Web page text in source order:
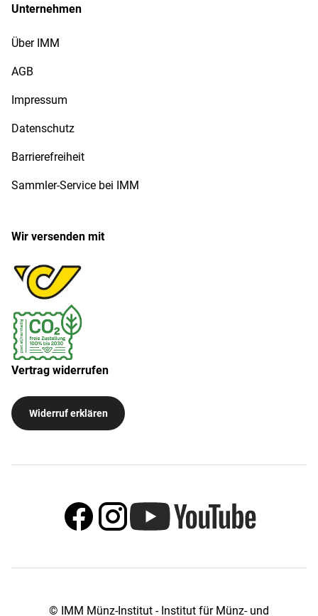
Unternehmen
Über IMM
AGB
Impressum
Datenschutz
Barrierefreiheit
Sammler-Service bei IMM
Wir versenden mit
Vertrag widerrufen
Widerruf erklären
© IMM Münz-Institut - Institut für Münz- und